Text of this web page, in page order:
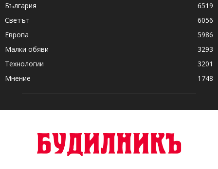
България
6519
Светът
6056
Европа
5986
Малки обяви
3293
Технологии
3201
Мнение
1748